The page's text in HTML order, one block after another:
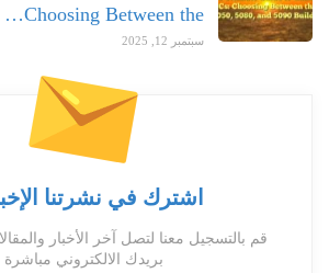
Choosing Between the…
سبتمبر 12, 2025
اشترك في نشرتنا
قم بالتسجيل معنا لتصل آخر الأخبار
بريدك الالكتروني مباشرة